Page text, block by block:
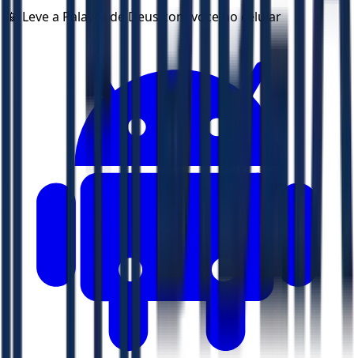
📱 Leve a Palavra de Deus com voce no celular